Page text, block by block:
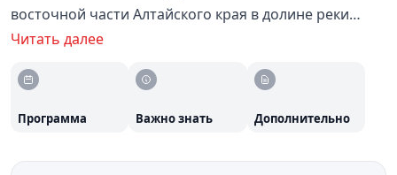
восточной части Алтайского края в долине реки
Белокурихи на высоте 240—250 метров над уровнем
предгорьях Алтая, на месте выхода термальных
радоновых вод. В программе посещение курортной
музей курортологии, посещение храма Св
Читать далее
Программа Важно знать Дополнительно